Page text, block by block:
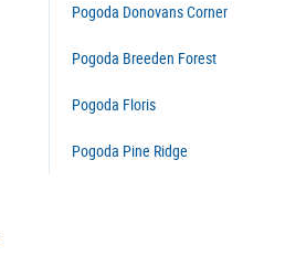
Pogoda Donovans Corner
Pogoda Breeden Forest
Pogoda Floris
Pogoda Pine Ridge